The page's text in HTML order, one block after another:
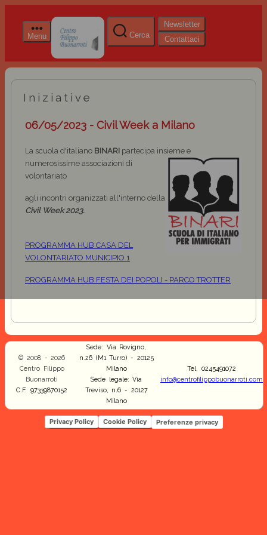
Menu Cerca
Newsletter
Contattaci
Iniziative
06/05/2023 - Civil Week a Milano
La scuola d'italiano BINARI partecipa insieme e
numerosissime associazioni di
volontariato
agli incontri organizzati all'interno della
Civil Week 2023.
PROGRAMMA HUB CASA DEL
VOLONTARIATO MUNICIPIO 1
PROGRAMMA HUB FESTA DEI POPOLI - PARCO TROTTER
© 2008 - 2026
Centro Filippo
Buonarroti
C.F. 97339870152
Sede: Via Rovigno,
n.26 (M1 Turro) - 20125
Milano
Sede legale: Via
Treviso, n.6 - 20127
Milano
Tel. 0245491072
info@centrofilippobuonarroti.com
Privacy Policy Cookie Policy Preferenze privacy